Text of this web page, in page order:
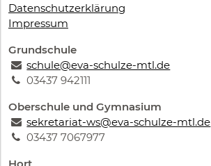
Datenschutzerklärung
Impressum
Grundschule
schule@eva-schulze-mtl.de
03437 942111
Oberschule und Gymnasium
sekretariat-ws@eva-schulze-mtl.de
03437 7067977
Hort